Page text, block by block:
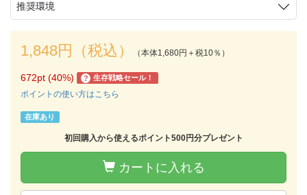
推奨環境
1,848円（税込） （本体1,680円＋税10％）
672pt (40%) ? 生存戦略セール！
ポイントの使い方はこちら
在庫あり
初回購入から使えるポイント500円分プレゼント
カートに入れる